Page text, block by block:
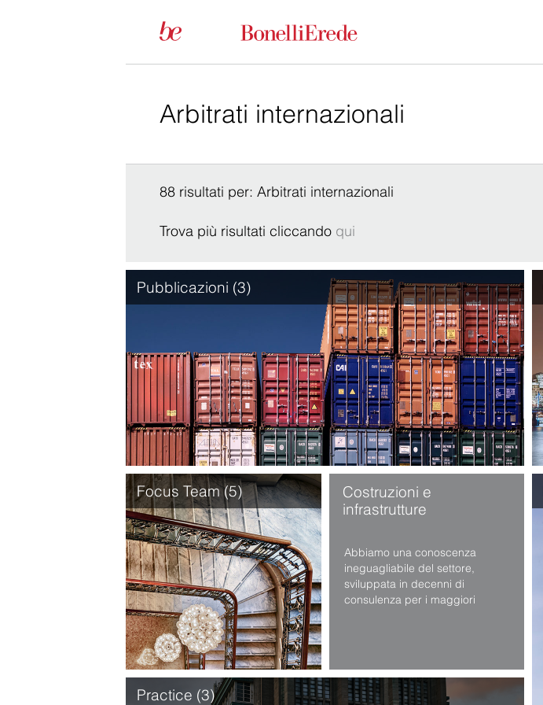
88 risultati per: Arbitrati internazionali
Trova più risultati cliccando qui
Pubblicazioni (3)
Focus Team (5)
Costruzioni e
infrastrutture
Abbiamo una conoscenza
ineguagliabile del settore,
sviluppata in decenni di
consulenza per i maggiori
paesi del mondo. Vi seguiamo in
tutte le fasi dei vostri progetti, a
Practice (3)